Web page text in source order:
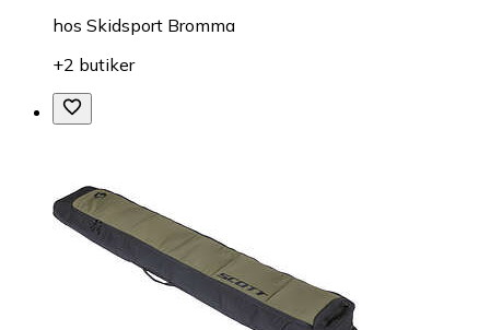
hos Skidsport Bromma
+2 butiker